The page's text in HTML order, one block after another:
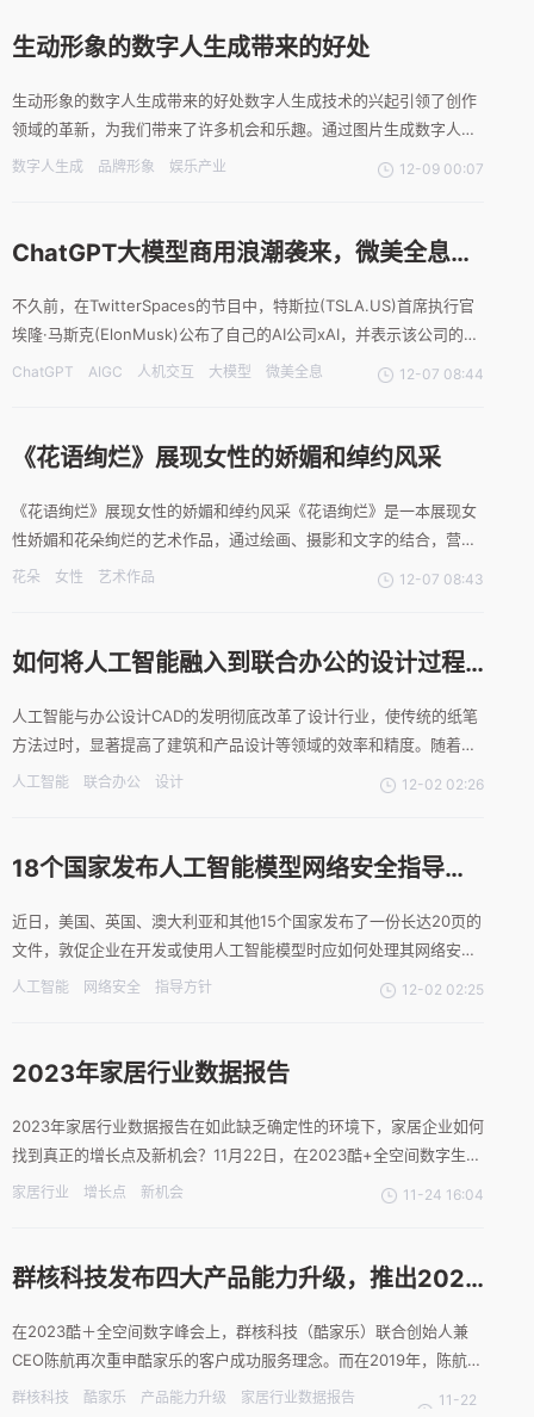
生动形象的数字人生成带来的好处
生动形象的数字人生成带来的好处数字人生成技术的兴起引领了创作
领域的革新，为我们带来了许多机会和乐趣。通过图片生成数字人，
我们能够创造出栩栩如生的虚拟角色，为各行各业的广告、媒体和娱
数字人生成 品牌形象 娱乐产业 12-09 00:07
ChatGPT大模型商用浪潮袭来，微美全息构
系统
不久前，在TwitterSpaces的节目中，特斯拉(TSLA.US)首席执行官
埃隆·马斯克(ElonMusk)公布了自己的AI公司xAI，并表示该公司的目
标是建设一个有着“最大限度好奇心”和“求真务实”的“良好AGI”。在业
ChatGPT AIGC 人机交互 大模型 微美全息 12-07 08:44
《花语绚烂》展现女性的娇媚和绰约风采
《花语绚烂》展现女性的娇媚和绰约风采《花语绚烂》是一本展现女
性娇媚和花朵绚烂的艺术作品，通过绘画、摄影和文字的结合，营造
出一种优雅、浪漫和神秘的氛围。艺术家运用细腻的画笔、精准的摄
花朵 女性 艺术作品 12-07 08:43
如何将人工智能融入到联合办公的设计过程
人工智能与办公设计CAD的发明彻底改革了设计行业，使传统的纸笔
方法过时，显著提高了建筑和产品设计等领域的效率和精度。随着人
工智能（A.I.）的快速发展，人类创造的设计最终可能会变得多余
人工智能 联合办公 设计 12-02 02:26
18个国家发布人工智能模型网络安全指导方
近日，美国、英国、澳大利亚和其他15个国家发布了一份长达20页的
文件，敦促企业在开发或使用人工智能模型时应如何处理其网络安全
问题。指导方针主要包括一般性建议，如严格控制人工智能模型的基
人工智能 网络安全 指导方针 12-02 02:25
2023年家居行业数据报告
2023年家居行业数据报告在如此缺乏确定性的环境下，家居企业如何
找到真正的增长点及新机会？11月22日，在2023酷+全空间数字生态
峰会现场，群核科技（酷家乐）资深副总裁陈卓发布了《2023年家居
家居行业 增长点 新机会 11-24 16:04
群核科技发布四大产品能力升级，推出2023
在2023酷＋全空间数字峰会上，群核科技（酷家乐）联合创始人兼
CEO陈航再次重申酷家乐的客户成功服务理念。而在2019年，陈航首
次在酷＋大会上提到“客户成功”赋能计划。今年，“让客户成功”被摆
群核科技 酷家乐 产品能力升级
家居行业数据报告
11-22